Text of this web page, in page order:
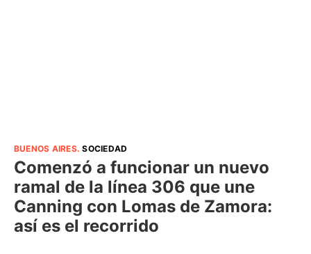
BUENOS AIRES.SOCIEDAD
Comenzó a funcionar un nuevo
ramal de la línea 306 que une
Canning con Lomas de Zamora:
así es el recorrido